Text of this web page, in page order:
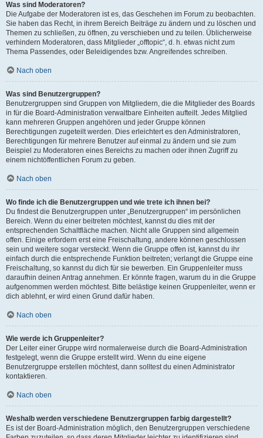
Was sind Moderatoren?
Die Aufgabe der Moderatoren ist es, das Geschehen im Forum zu beobachten.
Sie haben das Recht, in ihrem Bereich Beiträge zu ändern und zu löschen und
Themen zu schließen, zu öffnen, zu verschieben und zu teilen. Üblicherweise
verhindern Moderatoren, dass Mitglieder „offtopic“, d. h. etwas nicht zum
Thema Passendes, oder Beleidigendes bzw. Angreifendes schreiben.
Nach oben
Was sind Benutzergruppen?
Benutzergruppen sind Gruppen von Mitgliedern, die die Mitglieder des Boards
in für die Board-Administration verwaltbare Einheiten aufteilt. Jedes Mitglied
kann mehreren Gruppen angehören und jeder Gruppe können
Berechtigungen zugeteilt werden. Dies erleichtert es den Administratoren,
Berechtigungen für mehrere Benutzer auf einmal zu ändern und sie zum
Beispiel zu Moderatoren eines Bereichs zu machen oder ihnen Zugriff zu
einem nichtöffentlichen Forum zu geben.
Nach oben
Wo finde ich die Benutzergruppen und wie trete ich ihnen bei?
Du findest die Benutzergruppen unter „Benutzergruppen“ im persönlichen
Bereich. Wenn du einer beitreten möchtest, kannst du dies mit der
entsprechenden Schaltfläche machen. Nicht alle Gruppen sind allgemein
offen. Einige erfordern erst eine Freischaltung, andere können geschlossen
sein und weitere sogar versteckt. Wenn die Gruppe offen ist, kannst du ihr
einfach durch die entsprechende Funktion beitreten; verlangt die Gruppe eine
Freischaltung, so kannst du dich für sie bewerben. Ein Gruppenleiter muss
daraufhin deinen Antrag annehmen. Er könnte fragen, warum du in die Gruppe
aufgenommen werden möchtest. Bitte belästige keinen Gruppenleiter, wenn er
dich ablehnt, er wird einen Grund dafür haben.
Nach oben
Wie werde ich Gruppenleiter?
Der Leiter einer Gruppe wird normalerweise durch die Board-Administration
festgelegt, wenn die Gruppe erstellt wird. Wenn du eine eigene
Benutzergruppe erstellen möchtest, dann solltest du einen Administrator
kontaktieren.
Nach oben
Weshalb werden verschiedene Benutzergruppen farbig dargestellt?
Es ist der Board-Administration möglich, den Benutzergruppen verschiedene